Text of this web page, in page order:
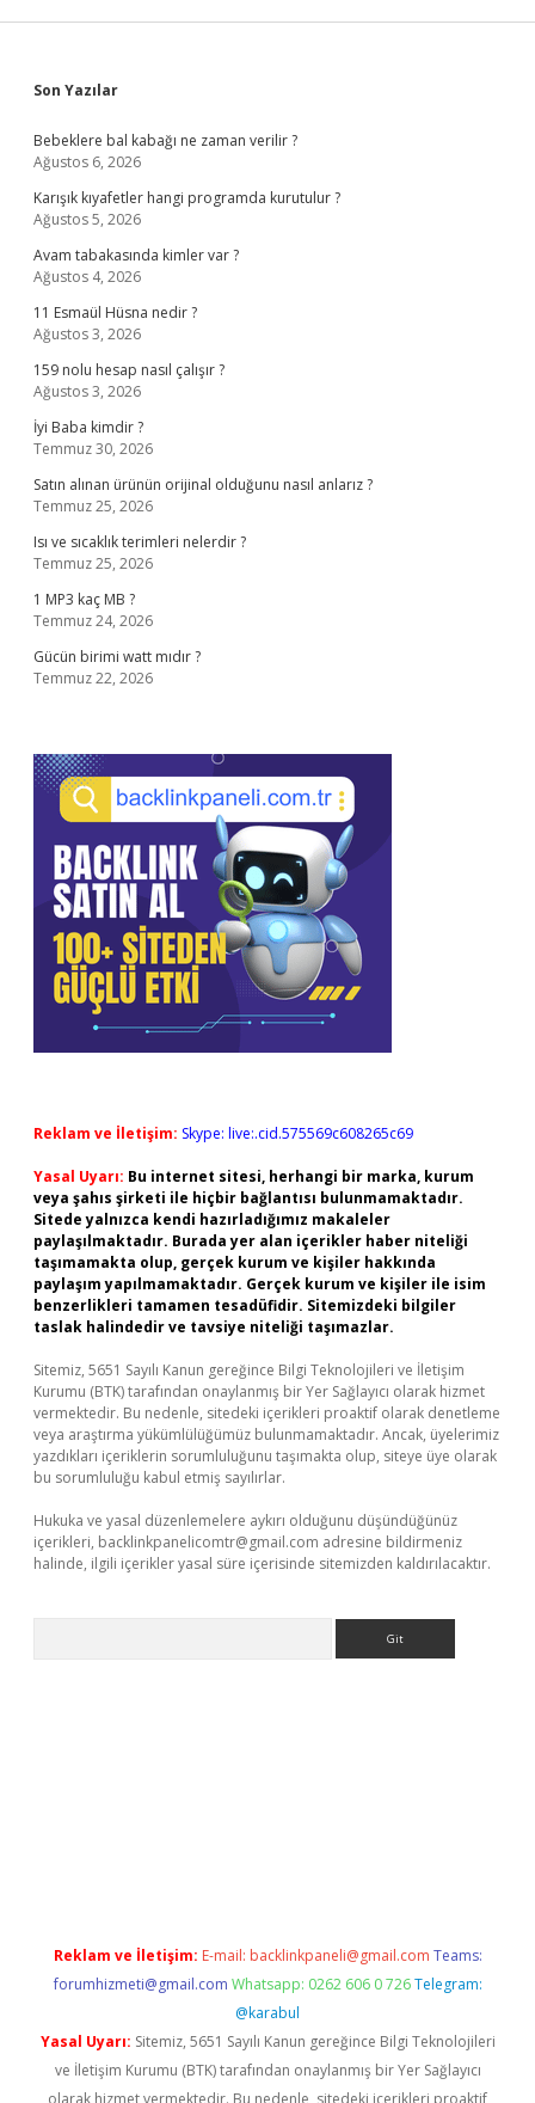
Sidebar
Son Yazılar
Bebeklere bal kabağı ne zaman verilir ?
Ağustos 6, 2026
Karışık kıyafetler hangi programda kurutulur ?
Ağustos 5, 2026
Avam tabakasında kimler var ?
Ağustos 4, 2026
11 Esmaül Hüsna nedir ?
Ağustos 3, 2026
159 nolu hesap nasıl çalışır ?
Ağustos 3, 2026
İyi Baba kimdir ?
Temmuz 30, 2026
Satın alınan ürünün orijinal olduğunu nasıl anlarız ?
Temmuz 25, 2026
Isı ve sıcaklık terimleri nelerdir ?
Temmuz 25, 2026
1 MP3 kaç MB ?
Temmuz 24, 2026
Gücün birimi watt mıdır ?
Temmuz 22, 2026
Reklam ve İletişim: Skype: live:.cid.575569c608265c69
Yasal Uyarı: Bu internet sitesi, herhangi bir marka, kurum
veya şahıs şirketi ile hiçbir bağlantısı bulunmamaktadır.
Sitede yalnızca kendi hazırladığımız makaleler
paylaşılmaktadır. Burada yer alan içerikler haber niteliği
taşımamakta olup, gerçek kurum ve kişiler hakkında
paylaşım yapılmamaktadır. Gerçek kurum ve kişiler ile isim
benzerlikleri tamamen tesadüfidir. Sitemizdeki bilgiler
taslak halindedir ve tavsiye niteliği taşımazlar.
Sitemiz, 5651 Sayılı Kanun gereğince Bilgi Teknolojileri ve İletişim
Kurumu (BTK) tarafından onaylanmış bir Yer Sağlayıcı olarak hizmet
vermektedir. Bu nedenle, sitedeki içerikleri proaktif olarak denetleme
veya araştırma yükümlülüğümüz bulunmamaktadır. Ancak, üyelerimiz
yazdıkları içeriklerin sorumluluğunu taşımakta olup, siteye üye olarak
bu sorumluluğu kabul etmiş sayılırlar.
Hukuka ve yasal düzenlemelere aykırı olduğunu düşündüğünüz
içerikleri, backlinkpanelicomtr@gmail.com adresine bildirmeniz
halinde, ilgili içerikler yasal süre içerisinde sitemizden kaldırılacaktır.
Reklam ve İletişim: E-mail: backlinkpaneli@gmail.com Teams:
forumhizmeti@gmail.com Whatsapp: 0262 606 0 726 Telegram:
@karabul
Yasal Uyarı: Sitemiz, 5651 Sayılı Kanun gereğince Bilgi Teknolojileri
ve İletişim Kurumu (BTK) tarafından onaylanmış bir Yer Sağlayıcı
olarak hizmet vermektedir. Bu nedenle, sitedeki içerikleri proaktif